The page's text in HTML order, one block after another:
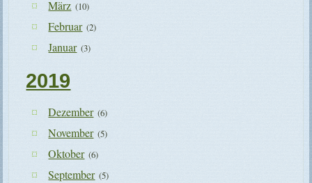
März (10)
Februar (2)
Januar (3)
2019
Dezember (6)
November (5)
Oktober (6)
September (5)